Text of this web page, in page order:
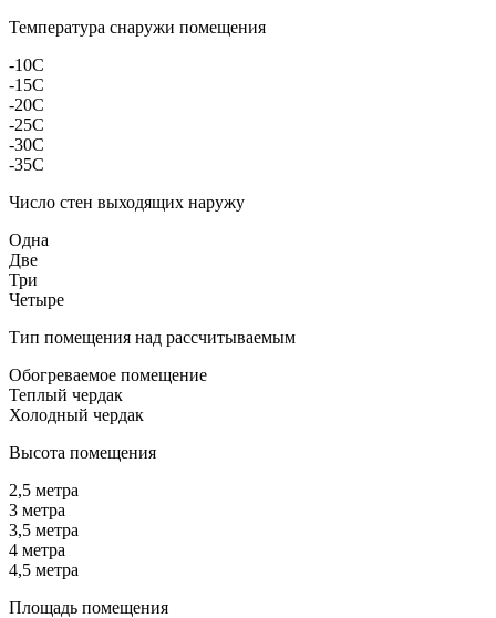
Температура снаружи помещения
-10C
-15C
-20C
-25C
-30C
-35C
Число стен выходящих наружу
Одна
Две
Три
Четыре
Тип помещения над рассчитываемым
Обогреваемое помещение
Теплый чердак
Холодный чердак
Высота помещения
2,5 метра
3 метра
3,5 метра
4 метра
4,5 метра
Площадь помещения